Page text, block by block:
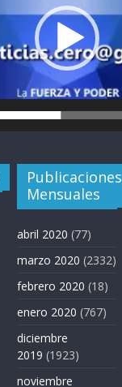
Publicaciones
Mensuales
abril 2020 (77)
marzo 2020 (2332)
febrero 2020 (18)
enero 2020 (767)
diciembre
2019 (1923)
noviembre